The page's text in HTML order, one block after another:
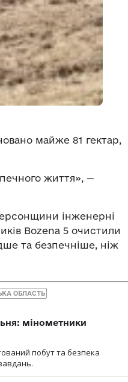
майже 81 гектар,
життя», —
інженерні
Bozena 5 очистили
та безпечніше, ніж
ОБЛАСТЬ
мінометники
побут та безпека